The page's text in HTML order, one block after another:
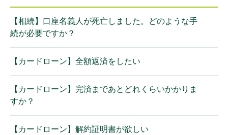
【相続】口座名義人が死亡しました。どのような手
続が必要ですか？
【カードローン】全額返済をしたい
【カードローン】完済まであとどれくらいかかりま
すか？
【カードローン】解約証明書が欲しい